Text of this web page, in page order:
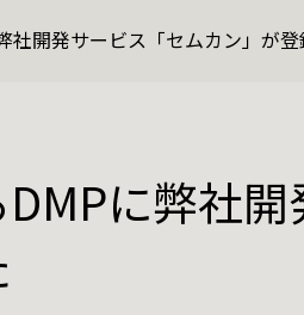
News
社開発サービス「セムカン」が
に弊社